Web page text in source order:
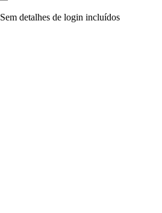
Sem detalhes de login incluídos